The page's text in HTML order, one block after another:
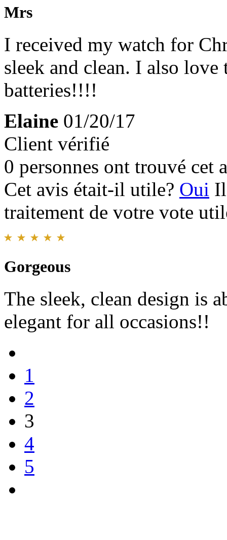
Mrs
I received my watch for
sleek and clean. I also
batteries!!!!
Elaine 01/20/17
Client vérifié
0 personnes ont trouvé cet
Cet avis était-il utile? Oui
traitement de votre vote
Gorgeous
The sleek, clean design is
elegant for all occasions!!
1
2
3
4
5